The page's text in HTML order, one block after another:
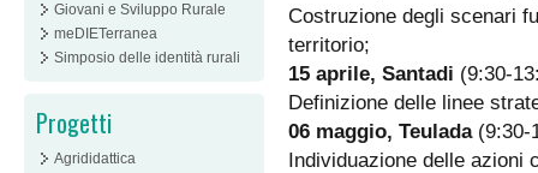
Giovani e Sviluppo Rurale
meDIETerranea
Simposio delle identità rurali
Progetti
Agrididattica
Costruzione degli scenari
territorio;
15 aprile, Santadi (9:30-
Definizione delle linee
06 maggio, Teulada(9:30-
Individuazione delle azioni